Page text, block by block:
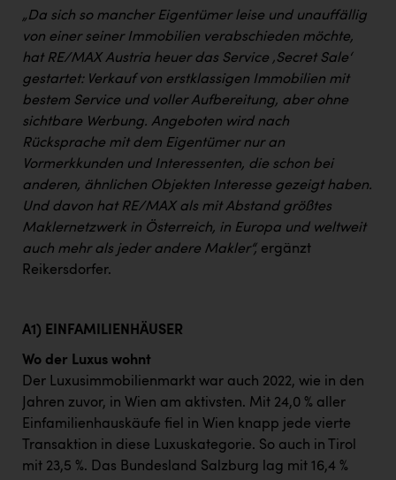
„Da sich so mancher Eigentümer leise und unauffällig
von einer seiner Immobilien verabschieden möchte,
hat RE/MAX Austria heuer das Service ‚Secret Sale‘
gestartet: Verkauf von erstklassigen Immobilien mit
bestem Service und voller Aufbereitung, aber ohne
sichtbare Werbung. Angeboten wird nach
Rücksprache mit dem Eigentümer nur an
Vormerkkunden und Interessenten, die schon bei
anderen, ähnlichen Objekten Interesse gezeigt haben.
Und davon hat RE/MAX als mit Abstand größtes
Maklernetzwerk in Österreich, in Europa und weltweit
auch mehr als jeder andere Makler“, ergänzt
Reikersdorfer.
A1) EINFAMILIENHÄUSER
Wo der Luxus wohnt
Der Luxusimmobilienmarkt war auch 2022, wie in den
Jahren zuvor, in Wien am aktivsten. Mit 24,0 % aller
Einfamilienhauskäufe fiel in Wien knapp jede vierte
Transaktion in diese Luxuskategorie. So auch in Tirol
mit 23,5 %. Das Bundesland Salzburg lag mit 16,4 %